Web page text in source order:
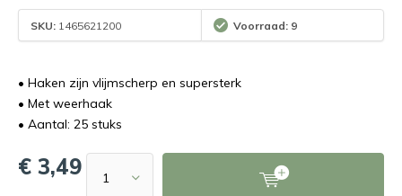
SKU: 1465621200 Voorraad: 9
• Haken zijn vlijmscherp en supersterk
• Met weerhaak
• Aantal: 25 stuks
€ 3,49